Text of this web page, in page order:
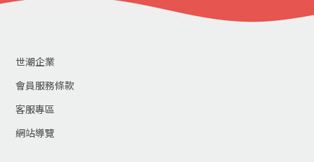
世潮企業
會員服務條款
客服專區
網站導覽